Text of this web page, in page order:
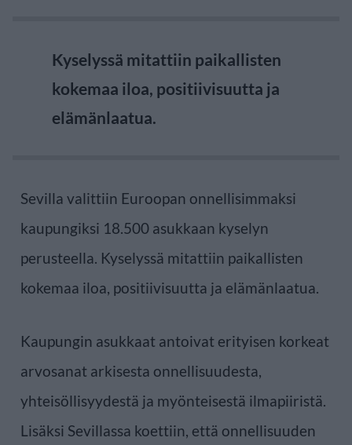
Kyselyssä mitattiin paikallisten
kokemaa iloa, positiivisuutta ja
elämänlaatua.
Sevilla valittiin Euroopan onnellisimmaksi
kaupungiksi 18.500 asukkaan kyselyn
perusteella. Kyselyssä mitattiin paikallisten
kokemaa iloa, positiivisuutta ja elämänlaatua.
Kaupungin asukkaat antoivat erityisen korkeat
arvosanat arkisesta onnellisuudesta,
yhteisöllisyydestä ja myönteisestä ilmapiiristä.
Lisäksi Sevillassa koettiin, että onnellisuuden